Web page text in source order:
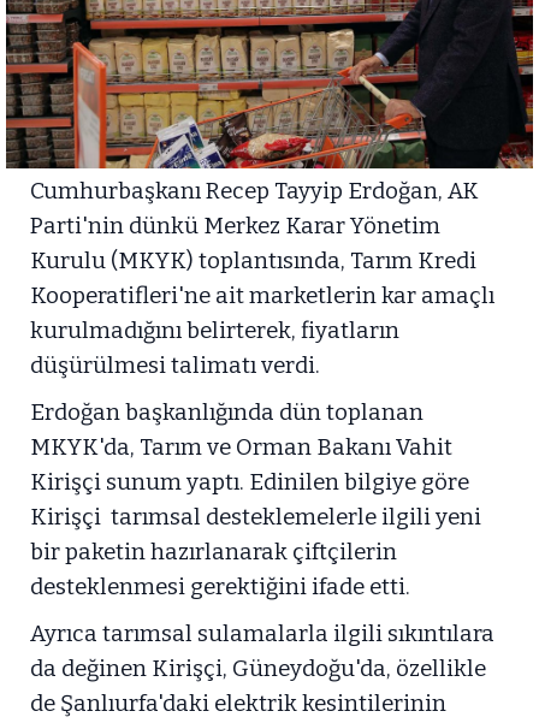
Cumhurbaşkanı Recep Tayyip Erdoğan, AK
Parti'nin dünkü Merkez Karar Yönetim
Kurulu (MKYK) toplantısında, Tarım Kredi
Kooperatifleri'ne ait marketlerin kar amaçlı
kurulmadığını belirterek, fiyatların
düşürülmesi talimatı verdi.
Erdoğan başkanlığında dün toplanan
MKYK'da, Tarım ve Orman Bakanı Vahit
Kirişçi sunum yaptı. Edinilen bilgiye göre
Kirişçi tarımsal desteklemelerle ilgili yeni
bir paketin hazırlanarak çiftçilerin
desteklenmesi gerektiğini ifade etti.
Ayrıca tarımsal sulamalarla ilgili sıkıntılara
da değinen Kirişçi, Güneydoğu'da, özellikle
de Şanlıurfa'daki elektrik kesintilerinin